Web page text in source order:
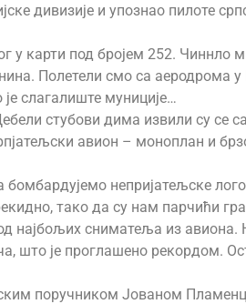
дивизије и упознао пилоте
у карти под бројем 252. Чиннло
Полетели смо са аеродрома
слагалиште муниције…
стубови дима извили су се
авион – моноплан и
непријатељске
тако да су нам парчићи
најбољих сниматеља из
што је проглашено рекордом.
поручником Јованом